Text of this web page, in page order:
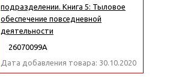
подразделении. Книга 5: Тыловое
обеспечение повседневной
деятельности
26070099А
Дата добавления товара: 30.10.2020